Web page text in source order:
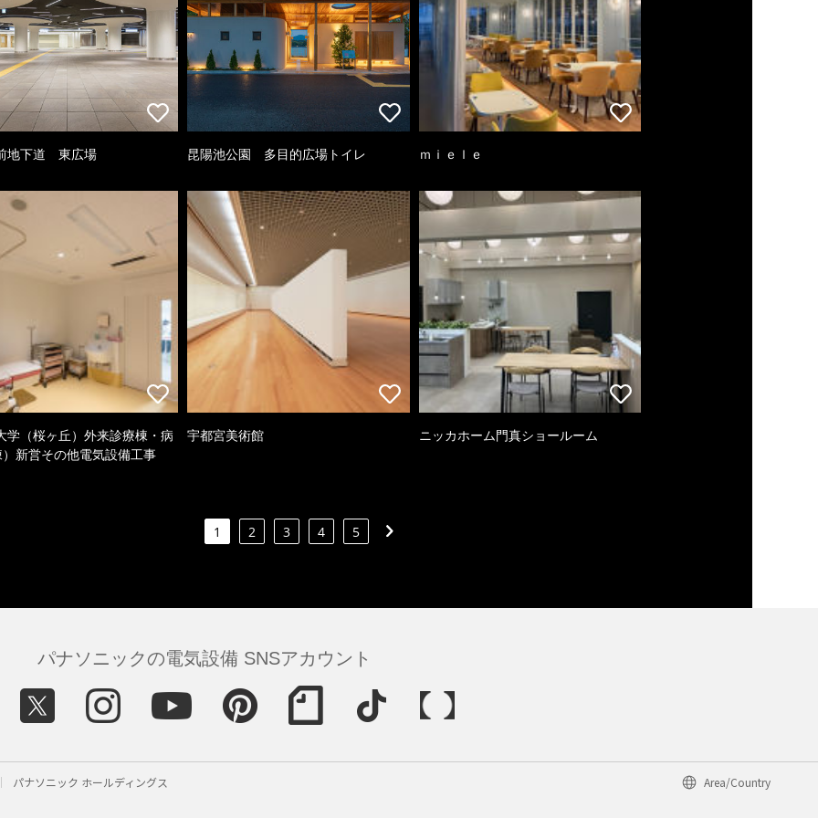
地下道 東広場 昆陽池公園 多目的広場トイレ ｍｉｅｌｅ
学（桜ヶ丘）外来診療棟・病
新営その他電気設備工事
宇都宮美術館 ニッカホーム門真ショールーム
1 2 3 4 5
パナソニックの電気設備 SNSアカウント
パナソニック ホールディングス Area/Country